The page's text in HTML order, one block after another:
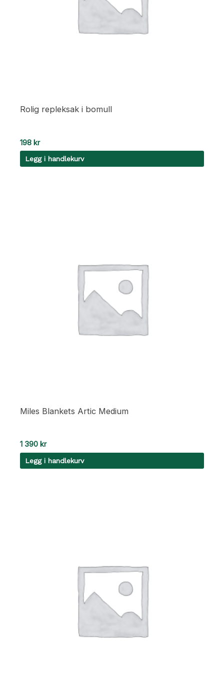
Rolig repleksak i bomull
198 kr
Legg i handlekurv
Miles Blankets Artic Medium
1 390 kr
Legg i handlekurv